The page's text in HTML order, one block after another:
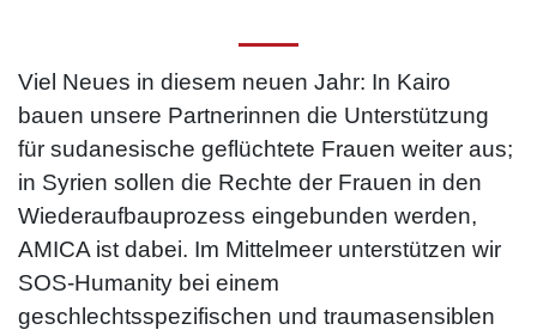
Viel Neues in diesem neuen Jahr: In Kairo
bauen unsere Partnerinnen die Unterstützung
für sudanesische geflüchtete Frauen weiter aus;
in Syrien sollen die Rechte der Frauen in den
Wiederaufbauprozess eingebunden werden,
AMICA ist dabei. Im Mittelmeer unterstützen wir
SOS-Humanity bei einem
geschlechtsspezifischen und traumasensiblen